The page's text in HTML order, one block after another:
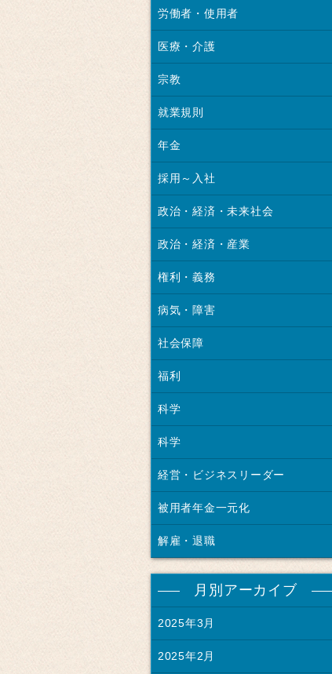
労働者・使用者
医療・介護
宗教
就業規則
年金
採用～入社
政治・経済・未来社会
政治・経済・産業
権利・義務
病気・障害
社会保障
福利
科学
科学
経営・ビジネスリーダー
被用者年金一元化
解雇・退職
月別アーカイブ
2025年3月
2025年2月